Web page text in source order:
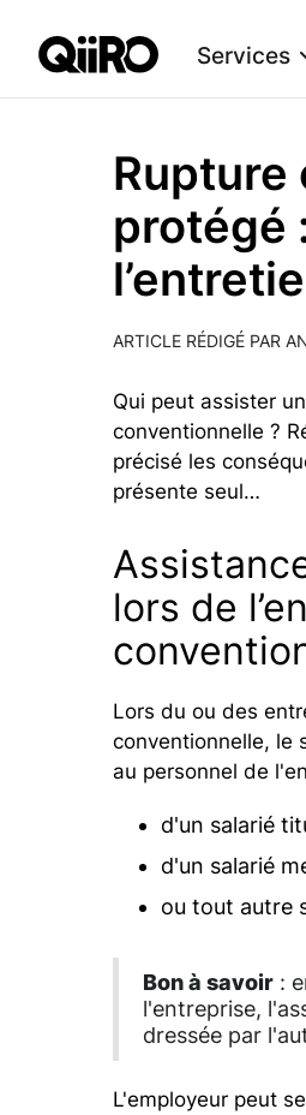
Services
Rupture
protégé
ARTICLE RÉDIGÉ PAR
Qui peut assister
conventionnelle ?
précisé les
présente seul…
lors de
Lors du ou des
conventionnelle, le
au personnel de
d'un salarié
d'un salarié
ou tout autre
Bon à savoir :
l'entreprise,
dressée par
L'employeur peut